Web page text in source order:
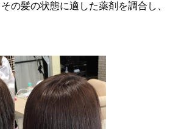
の髪の状態に適した薬剤を調合し、